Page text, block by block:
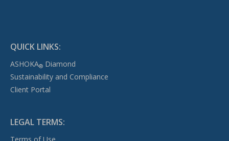
QUICK LINKS:
ASHOKA®Diamond
Sustainability and Compliance
Client Portal
LEGAL TERMS: